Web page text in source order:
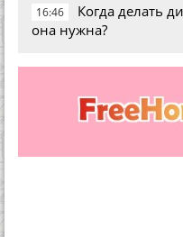
16:46
Когда делать
она нужна?